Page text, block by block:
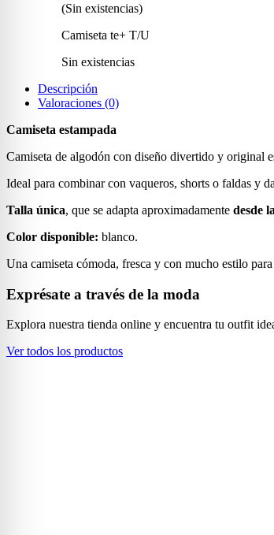
original
18,00 €.
actual
9,00 €.
(Sin existencias)
Camiseta te+ T/U
Sin existencias
Descripción
Valoraciones (0)
Camiseta estampada
Camiseta de algodón con diseño divertido y original
Ideal para combinar con vaqueros, shorts o faldas y
Talla única, que se adapta aproximadamente desde
Color disponible: blanco.
Una camiseta cómoda, fresca y con mucho estilo
Exprésate a través de la moda
Explora nuestra tienda online y encuentra tu outfit
Ver todos los productos